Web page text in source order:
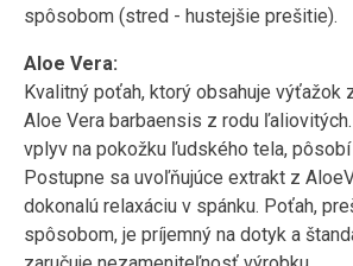
spôsobom (stred - hustejšie prešitie).
Aloe Vera:
Kvalitný poťah, ktorý obsahuje výťažok
Aloe Vera barbaensis z rodu
vplyv na pokožku ľudského tela,
Postupne sa uvoľňujúce extrakt z
dokonalú relaxáciu v spánku. Poťah,
spôsobom, je príjemný na dotyk a